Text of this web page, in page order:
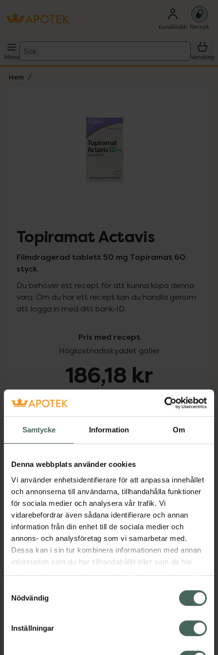
Samtycke Information Om
Denna webbplats använder cookies
Vi använder enhetsidentifierare för att anpassa innehållet
och annonserna till användarna, tillhandahålla funktioner
för sociala medier och analysera vår trafik. Vi
vidarebefordrar även sådana identifierare och annan
information från din enhet till de sociala medier och
annons- och analysföretag som vi samarbetar med.
Dessa kan i sin tur kombinera informationen med annan
information som du har tillhandahållit eller som de har
samlat in när du har använt deras tjänster. Samtycke till
återkalla ditt samtycke via webbplatsens
cookieinställningar. Ett återkallat samtycke påverkar inte
lagligheten av behandling som skett innan återkallelsen.
Nödvändig
Inställningar
Kundklubb Recept
Meny
Sök
Varukorg
Hem
Topiramat Actavis
Filmdragerad tablett 50 mg Topiramat 60
styck
Du behöver ett recept för att kunna köpa denna
vara. Om du har ett recept kan du handla genom
att logga in med ditt bank-ID.
Pris med recept
Högkostnadsskyddet gäller
186,18 kr
Köp via ditt recept
Dölj
Läs alltid bipacksedeln innan
användning.
EAN:07046260739130
Visa